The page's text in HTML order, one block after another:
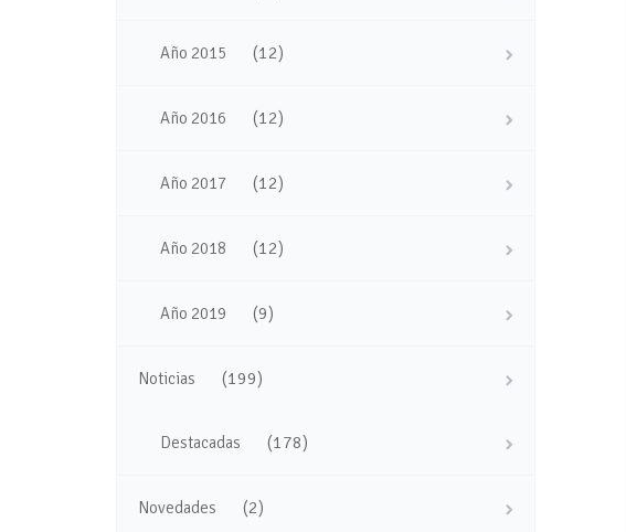
Año 2015 (12)
Año 2016 (12)
Año 2017 (12)
Año 2018 (12)
Año 2019 (9)
Noticias (199)
Destacadas (178)
Novedades (2)